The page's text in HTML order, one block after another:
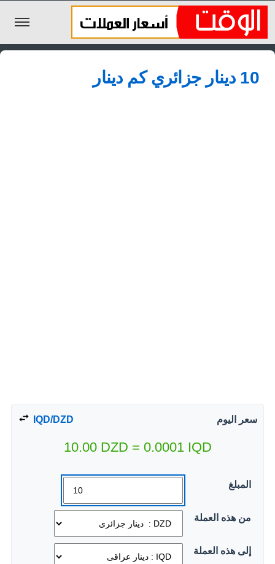
الليرة السورية
الجنيه المصري
10 دينار جزائري كم دينار
سعر اليوم IQD/DZD
10.00 DZD = 0.0001 IQD
المبلغ
من هذه العملة
إلى هذه العملة